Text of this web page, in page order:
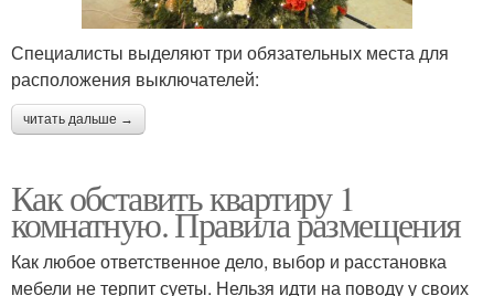
Специалисты выделяют три обязательных места для
расположения выключателей:
читать дальше →
Как обставить квартиру 1
комнатную. Правила размещения
Как любое ответственное дело, выбор и расстановка
мебели не терпит суеты. Нельзя идти на поводу у своих